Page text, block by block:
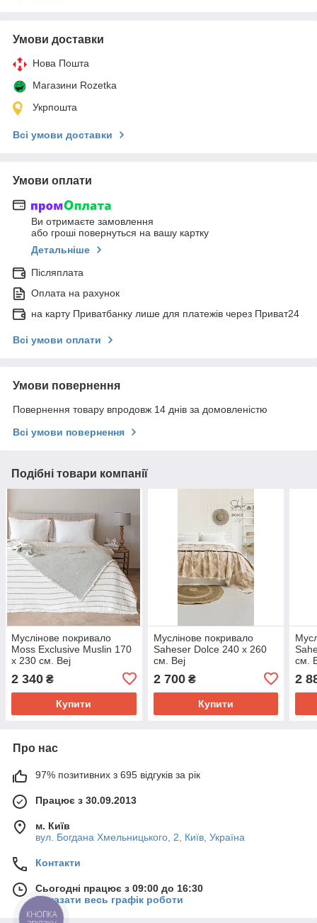
Умови доставки
Нова Пошта
Магазини Rozetka
Укрпошта
Всі умови доставки
Умови оплати
Ви отримаєте замовлення
або гроші повернуться на вашу картку
Детальніше
Післяплата
Оплата на рахунок
на карту Приватбанку лише для платежів через Приват24
Всі умови оплати
Умови повернення
Повернення товару впродовж 14 днів за домовленістю
Всі умови повернення
Подібні товари компанії
Муслінове покривало
Moss Exclusive Muslin 170
х 230 см. Bej
2 340 ₴
Купити
Муслінове покривало
Saheser Dolce 240 х 260
см. Bej
2 700₴
Купити
см.
2
Про нас
97% позитивних з 695 відгуків за рік
Працює з 30.09.2013
м. Київ
вул. Богдана Хмельницького, 2, Київ, Україна
Контакти
Сьогодні працює з 09:00 до 16:30
Показати весь графік роботи
КНОПКА